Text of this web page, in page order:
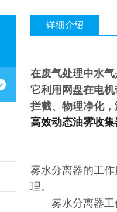
详细介绍
在废气处理中水
它利用网盘在电
拦截、物理净化
高效动态油雾收集
雾水分离器的工
理。
雾水分离器工